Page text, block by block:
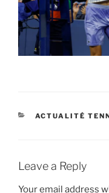
CATEGORIES
ACTUALITÉ
Leave a Reply
Your email address